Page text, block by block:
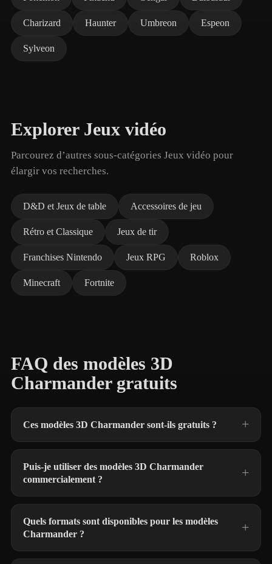
Charizard Haunter Umbreon Espeon
Sylveon
Explorer Jeux vidéo
Parcourez d’autres sous-catégories Jeux vidéo pour
élargir vos recherches.
D&D et Jeux de table Accessoires de jeu
Rétro et Classique Jeux de tir
Franchises Nintendo Jeux RPG Roblox
Minecraft Fortnite
FAQ des modèles 3D
Charmander gratuits
Ces modèles 3D Charmander sont-ils gratuits ?
Puis-je utiliser des modèles 3D Charmander
commercialement ?
Quels formats sont disponibles pour les modèles
Charmander ?